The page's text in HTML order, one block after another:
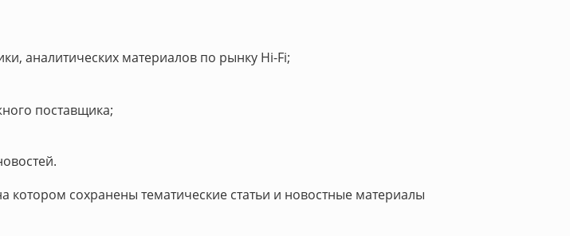
аналитических материалов по рынку Hi-Fi;
поставщика;
котором сохранены тематические статьи и новостные материалы